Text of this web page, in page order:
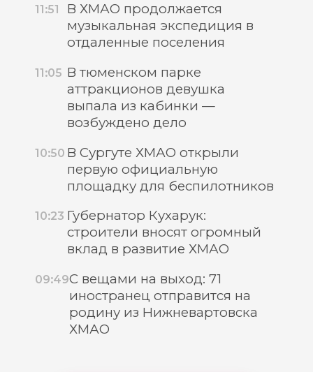
11:51
В ХМАО продолжается
музыкальная экспедиция в
отдаленные поселения
11:05 В тюменском парке
аттракционов девушка
выпала из кабинки —
возбуждено дело
10:50 В Сургуте ХМАО открыли
первую официальную
площадку для беспилотников
10:23 Губернатор Кухарук:
строители вносят огромный
вклад в развитие ХМАО
09:49С вещами на выход: 71
иностранец отправится на
родину из Нижневартовска
ХМАО